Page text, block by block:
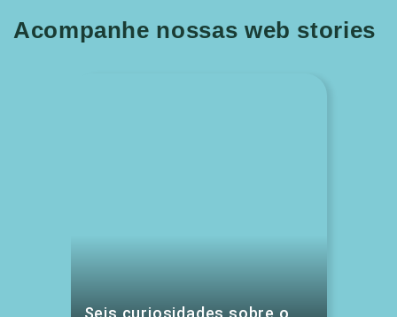
Acompanhe nossas web stories
Seis curiosidades sobre o